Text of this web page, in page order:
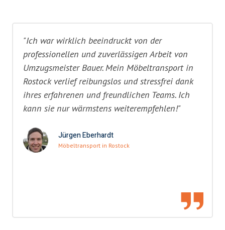
"Ich war wirklich beeindruckt von der
professionellen und zuverlässigen Arbeit von
Umzugsmeister Bauer. Mein Möbeltransport in
Rostock verlief reibungslos und stressfrei dank
ihres erfahrenen und freundlichen Teams. Ich
kann sie nur wärmstens weiterempfehlen!"
Jürgen Eberhardt
Möbeltransport in Rostock